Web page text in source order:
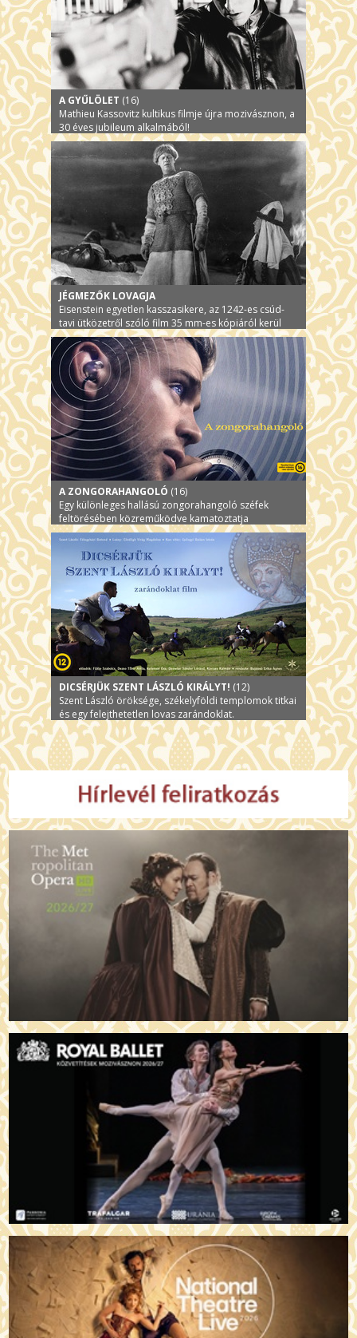
A GYŰLÖLET (16)
Mathieu Kassovitz kultikus filmje újra mozivásznon, a
30 éves jubileum alkalmából!
JÉGMEZŐK LOVAGJA
Eisenstein egyetlen kasszasikere, az 1242-es csúd-
tavi ütközetről szóló film 35 mm-es kópiáról kerül
vetítésre.
A ZONGORAHANGOLÓ (16)
Egy különleges hallású zongorahangoló széfek
feltörésében közreműködve kamatoztatja
tehetségét
DICSÉRJÜK SZENT LÁSZLÓ KIRÁLYT! (12)
Szent László öröksége, székelyföldi templomok titkai
és egy felejthetetlen lovas zarándoklat.